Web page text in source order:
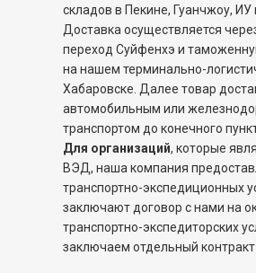
складов в Пекине, Гуанчжоу,
Доставка осуществляется
переход Суйфенхэ и
на нашем терминально-
Хабаровске. Далее товар
автомобильным или
транспортом до конечного
Для организаций, которые
ВЭД, наша компания
транспортно-экспедиционных
заключают договор с нами на
транспортно-экспедиторских
заключаем отдельный